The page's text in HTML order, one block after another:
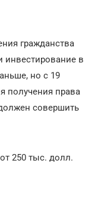
гражданства
инвестирование в
но с 19
получения права
совершить
250 тыс. долл.